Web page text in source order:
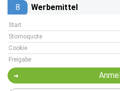
8 Werbemittel
Start
Stornoquote
Cookie
Freigabe